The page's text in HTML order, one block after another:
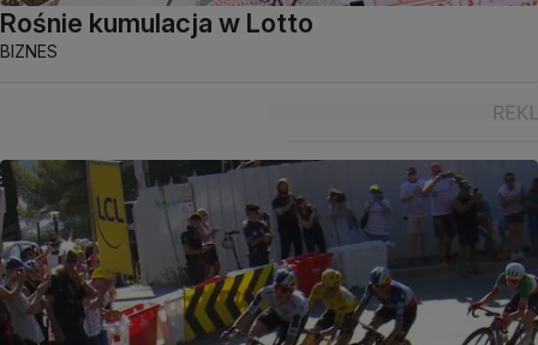
Rośnie kumulacja w Lotto
BIZNES